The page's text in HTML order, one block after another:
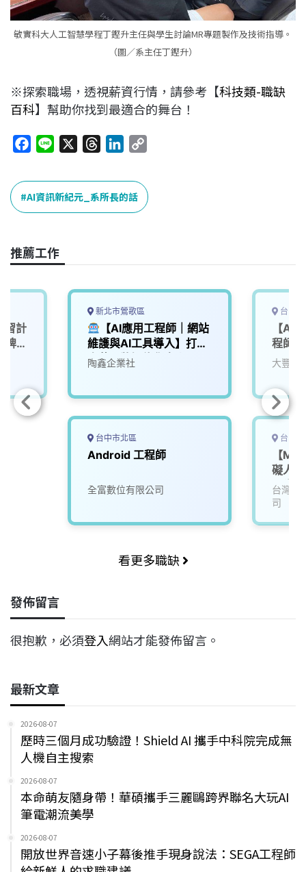
敏實科大人工智慧學程丁鏗升主任與學生討論MR專題製作及技術指導。
（圖／系主任丁鏗升）
※探索職場，透視薪資行情，請參考【科技類-職缺
百科】幫助你找到最適合的舞台！
c
e
b
o
k
n
e
r
e
a
n
k
e
n
y
k
AI資訊新紀元_系所長的話
推薦工作
習計
社
新北市鶯歌區
【AI應用工程師｜網站
維護與AI工具導入】打造
陶藝品牌智能化未來
陶鑫企業社
台中市北區
Android 工程師
全富數位有限公司
台中
【AI
程師
大豐環
台中
【
礙人
習生
台灣美
司
看更多職缺
發佈留言
很抱歉，必須登入網站才能發佈留言。
最新文章
2026-08-07
歷時三個月成功驗證！Shield AI 攜手中科院完成無
人機自主搜索
2026-08-07
本命萌友隨身帶！華碩攜手三麗鷗跨界聯名大玩AI
筆電潮流美學
2026-08-07
開放世界音速小子幕後推手現身說法：SEGA工程師